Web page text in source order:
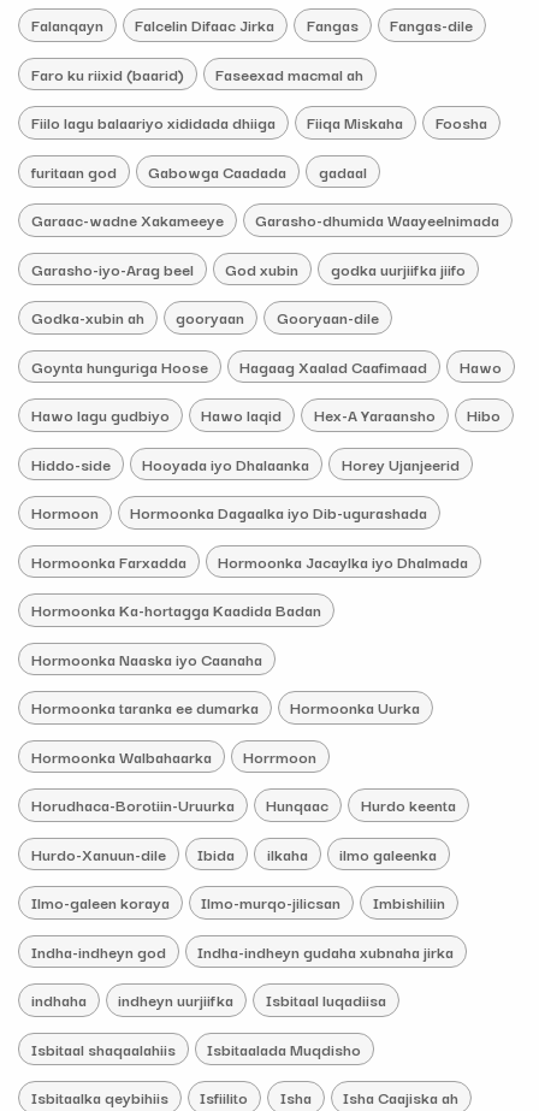
Falanqayn Falcelin Difaac Jirka Fangas Fangas-dile
Faro ku riixid (baarid) Faseexad macmal ah
Fiilo lagu balaariyo xididada dhiiga Fiiqa Miskaha Foosha
furitaan god Gabowga Caadada gadaal
Garaac-wadne Xakameeye Garasho-dhumida Waayeelnimada
Garasho-iyo-Arag beel God xubin godka uurjiifka jiifo
Godka-xubin ah gooryaan Gooryaan-dile
Goynta hunguriga Hoose Hagaag Xaalad Caafimaad Hawo
Hawo lagu gudbiyo Hawo laqid Hex-A Yaraansho Hibo
Hiddo-side Hooyada iyo Dhalaanka Horey Ujanjeerid
Hormoon Hormoonka Dagaalka iyo Dib-ugurashada
Hormoonka Farxadda Hormoonka Jacaylka iyo Dhalmada
Hormoonka Ka-hortagga Kaadida Badan
Hormoonka Naaska iyo Caanaha
Hormoonka taranka ee dumarka Hormoonka Uurka
Hormoonka Walbahaarka Horrmoon
Horudhaca-Borotiin-Uruurka Hunqaac Hurdo keenta
Hurdo-Xanuun-dile Ibida ilkaha ilmo galeenka
Ilmo-galeen koraya Ilmo-murqo-jilicsan Imbishiliin
Indha-indheyn god Indha-indheyn gudaha xubnaha jirka
indhaha indheyn uurjiifka Isbitaal luqadiisa
Isbitaal shaqaalahiis Isbitaalada Muqdisho
Isbitaalka qeybihiis Isfiilito Isha Isha Caajiska ah